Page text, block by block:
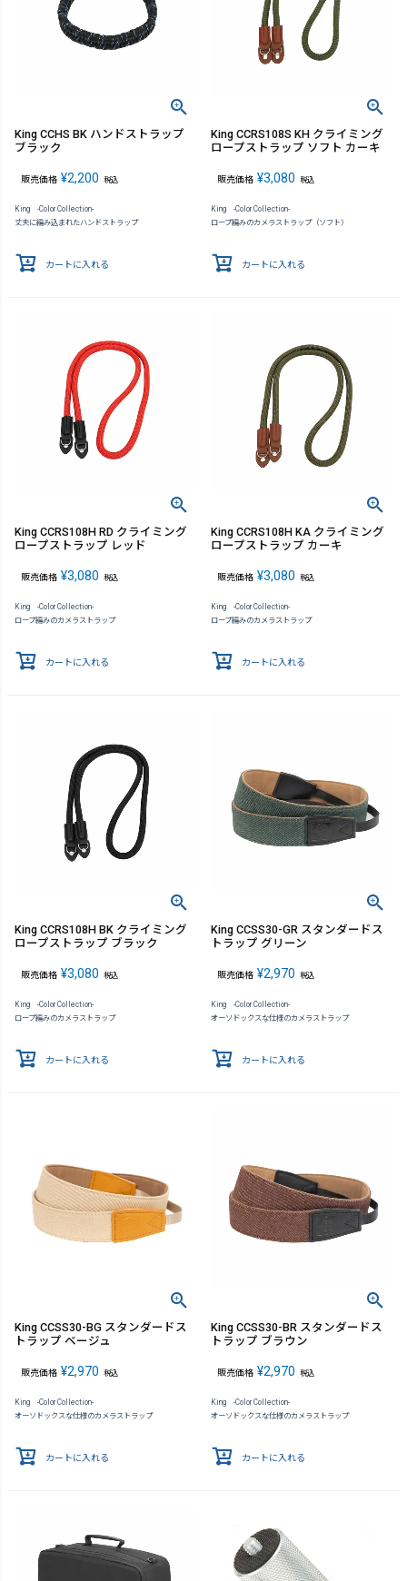
King CCHS BK ハンドストラップ
ブラック
販売価格 ¥2,200 税込
King -Color Collection-
丈夫に編み込まれたハンドストラップ
カートに入れる
King CCRS108S KH クライミング
ロープストラップ ソフト カーキ
販売価格 ¥3,080 税込
King -Color Collection-
ロープ編みのカメラストラップ（ソフト）
カートに入れる
King CCRS108H RD クライミング
ロープストラップ レッド
販売価格 ¥3,080 税込
King -Color Collection-
ロープ編みのカメラストラップ
カートに入れる
King CCRS108H KA クライミング
ロープストラップ カーキ
販売価格 ¥3,080 税込
King -Color Collection-
ロープ編みのカメラストラップ
カートに入れる
King CCRS108H BK クライミング
ロープストラップ ブラック
販売価格 ¥3,080 税込
King -Color Collection-
ロープ編みのカメラストラップ
カートに入れる
King CCSS30-GR スタンダードス
トラップ グリーン
販売価格 ¥2,970 税込
King -Color Collection-
オーソドックスな仕様のカメラストラップ
カートに入れる
King CCSS30-BG スタンダードス
トラップ ベージュ
販売価格 ¥2,970 税込
King -Color Collection-
オーソドックスな仕様のカメラストラップ
カートに入れる
King CCSS30-BR スタンダードス
トラップ ブラウン
販売価格 ¥2,970 税込
King -Color Collection-
オーソドックスな仕様のカメラストラップ
カートに入れる